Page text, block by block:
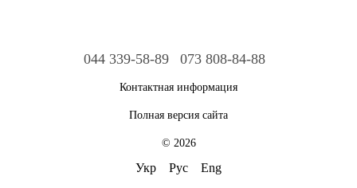
044 339-58-89 073 808-84-88
Контактная информация
Полная версия сайта
© 2026
Укр Рус Eng